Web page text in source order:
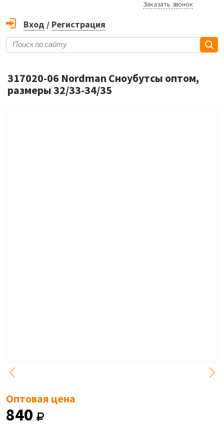
Заказать звонок
Вход / Регистрация
317020-06 Nordman Сноубутсы оптом,
размеры 32/33-34/35
Оптовая цена
840